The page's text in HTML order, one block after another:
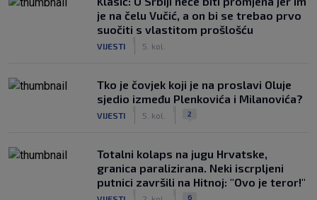
je na čelu Vučić, a on bi se trebao prvo
suočiti s vlastitom prošlošću
VIJESTI 5. kol.
Tko je čovjek koji je na proslavi Oluje
sjedio između Plenkovića i Milanovića?
VIJESTI 5. kol. 2
Totalni kolaps na jugu Hrvatske,
granica paralizirana. Neki iscrpljeni
putnici završili na Hitnoj: "Ovo je teror!"
6